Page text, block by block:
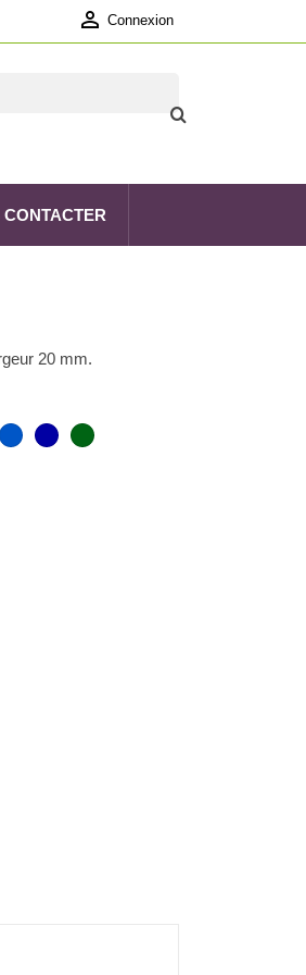
 Connexion
CONTACTER
20 mm.
Bleu
foncé
Bleu
Marine
Vert